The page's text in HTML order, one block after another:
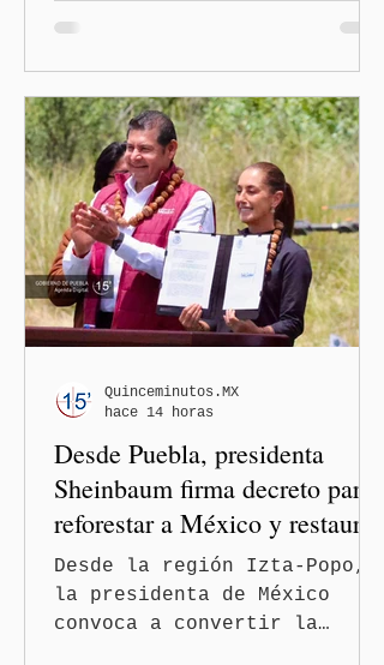
normalicen las
descalificaciones, amenazas
y mecanismos de presión
contra periodistas, al
señalar que la libertad de
expresión puede debilitarse
de manera gradual hasta
convertirse en una
restricción al ejercicio
informativo.
Desde Puebla, presidenta
Sheinbaum firma decreto para
reforestar a México y restaurar
ecosistemas
Desde la región Izta-Popo,
la presidenta de México
convoca a convertir la
Quinceminutos.MX
hace 14 horas